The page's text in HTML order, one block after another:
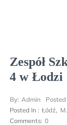
Zespół
4 w Łodzi
By: Admin
Posted In : Łódź,
Comments: 0